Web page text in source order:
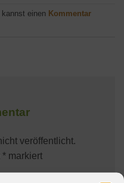
einen Kommentar
veröffentlicht.
* markiert